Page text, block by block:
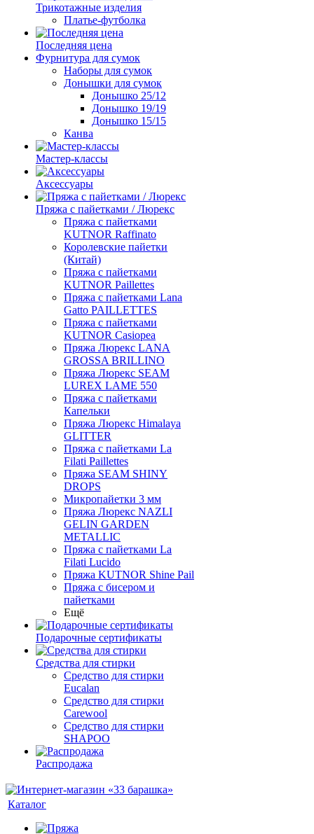
Трикотажные изделия
Платье-футболка
Последняя цена
Фурнитура для сумок
Наборы для сумок
Донышки для сумок
Донышко 25/12
Донышко 19/19
Донышко 15/15
Канва
Мастер-классы
Аксессуары
Пряжа с пайетками / Люрекс
Пряжа с пайетками
KUTNOR Raffinato
Королевские пайетки
(Китай)
Пряжа с пайетками
KUTNOR Paillettes
Пряжа с пайетками Lana
Gatto PAILLETTES
Пряжа с пайетками
KUTNOR Casiopea
Пряжа Люрекс LANA
GROSSA BRILLINO
Пряжа Люрекс SEAM
LUREX LAME 550
Пряжа с пайетками
Капельки
Пряжа Люрекс Himalaya
GLITTER
Пряжа с пайетками La
Filati Paillettes
Пряжа SEAM SHINY
DROPS
Микропайетки 3 мм
Пряжа Люрекс NAZLI
GELIN GARDEN
METALLIC
Пряжа с пайетками La
Filati Lucido
Пряжа KUTNOR Shine Pail
Пряжа с бисером и
пайетками
Ещё
Подарочные сертификаты
Средства для стирки
Средство для стирки
Eucalan
Средство для стирки
Carewool
Средство для стирки
SHAPOO
Распродажа
Каталог